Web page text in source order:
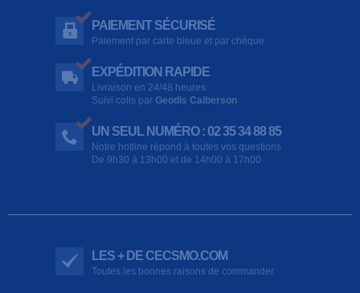
PAIEMENT SÉCURISÉ
Paiement par carte bleue et par chèque
EXPÉDITION RAPIDE
Livraison en 24/48 heures
Suivi colis par Geodis Calberson
UN SEUL NUMÉRO : 02 35 34 88 85
Notre hotline répond à toutes vos questions
De 9h30 à 13h00 et de 14h00 à 17h00
LES + DE CECSMO.COM
Toutes les bonnes raisons de commander